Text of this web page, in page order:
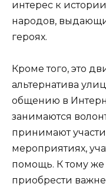
интерес к
народов,
героях.
Кроме того, это
альтернатива
общению в
занимаются
принимают
мероприятиях,
помощь. К тому
приобрести